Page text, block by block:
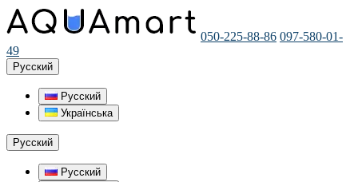
050-225-88-86 097-580-01-
49
Русский
Русский
Українська
Русский
Русский